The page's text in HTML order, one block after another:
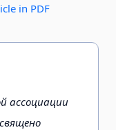
in PDF
ассоциации